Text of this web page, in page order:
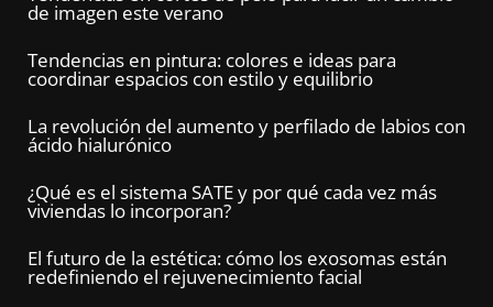
de imagen este verano
Tendencias en pintura: colores e ideas para
coordinar espacios con estilo y equilibrio
La revolución del aumento y perfilado de labios con
ácido hialurónico
¿Qué es el sistema SATE y por qué cada vez más
viviendas lo incorporan?
El futuro de la estética: cómo los exosomas están
redefiniendo el rejuvenecimiento facial